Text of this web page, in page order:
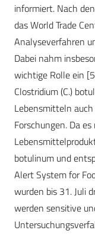
informiert. Nach
das World Trade
Analyseverfahren
Dabei nahm
wichtige Rolle ein
Clostridium (C.)
Lebensmitteln
Forschungen. Da
botulinum und
Alert System for
wurden bis 31. Juli
werden sensitive